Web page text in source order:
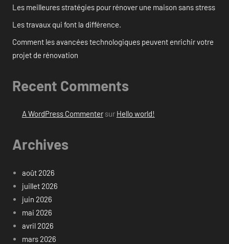
Les meilleures stratégies pour rénover une maison sans stress
Les travaux qui font la différence.
Comment les avancées technologiques peuvent enrichir votre
projet de rénovation
Recent Comments
A WordPress Commentersur Hello world!
Archives
août 2026
juillet 2026
juin 2026
mai 2026
avril 2026
mars 2026